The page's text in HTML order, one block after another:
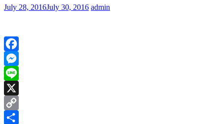
July 28, 2016July 30, 2016 admin
Facebook
Messenger
Line
X
Copy